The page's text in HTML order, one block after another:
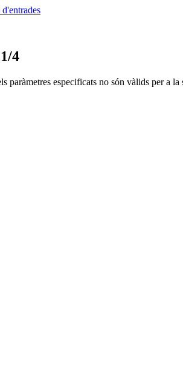
4
paràmetres especificats no són vàlids per a la